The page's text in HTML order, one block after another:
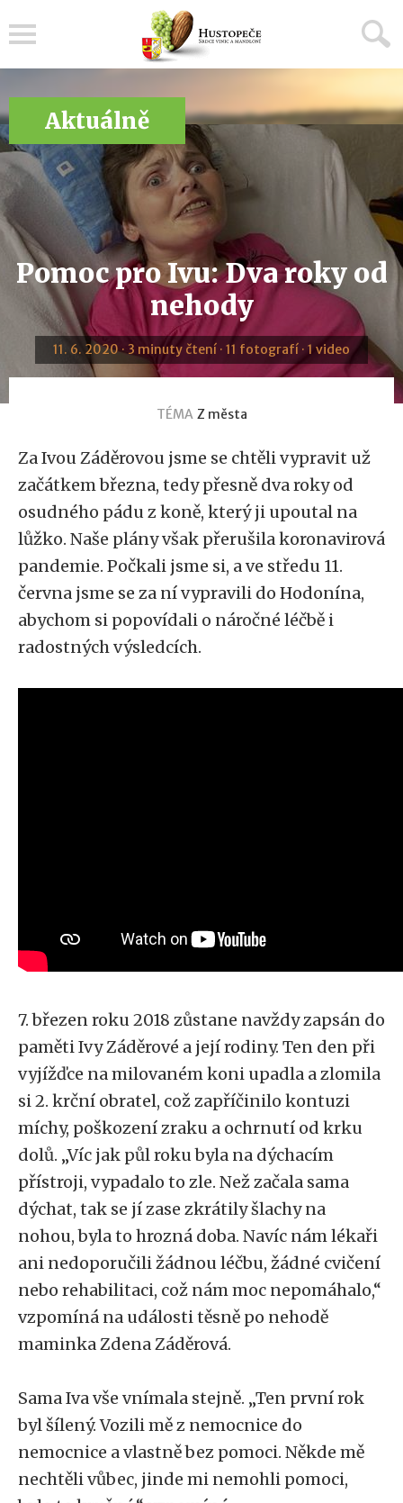
Aktuálně
Pomoc pro Ivu: Dva roky od
nehody
11. 6. 2020 · 3 minuty čtení · 11 fotografí · 1 video
TÉMA Z města
Za Ivou Záděrovou jsme se chtěli vypravit už
začátkem března, tedy přesně dva roky od
osudného pádu z koně, který ji upoutal na
lůžko. Naše plány však přerušila koronavirová
pandemie. Počkali jsme si, a ve středu 11.
června jsme se za ní vypravili do Hodonína,
abychom si popovídali o náročné léčbě i
radostných výsledcích.
7. březen roku 2018 zůstane navždy zapsán do
paměti Ivy Záděrové a její rodiny. Ten den při
vyjížďce na milovaném koni upadla a zlomila
si 2. krční obratel, což zapříčinilo kontuzi
míchy, poškození zraku a ochrnutí od krku
dolů. „Víc jak půl roku byla na dýchacím
přístroji, vypadalo to zle. Než začala sama
dýchat, tak se jí zase zkrátily šlachy na
nohou, byla to hrozná doba. Navíc nám lékaři
ani nedoporučili žádnou léčbu, žádné cvičení
nebo rehabilitaci, což nám moc nepomáhalo,“
vzpomíná na události těsně po nehodě
maminka Zdena Záděrová.
Sama Iva vše vnímala stejně. „Ten první rok
byl šílený. Vozili mě z nemocnice do
nemocnice a vlastně bez pomoci. Někde mě
nechtěli vůbec, jinde mi nemohli pomoci,